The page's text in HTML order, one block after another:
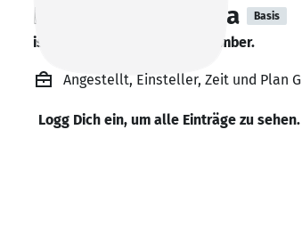
King Mark Afrishia Basis
is looking for a new team member.
Angestellt, Einsteller, Zeit und Plan
Logg Dich ein, um alle Einträge zu sehen.